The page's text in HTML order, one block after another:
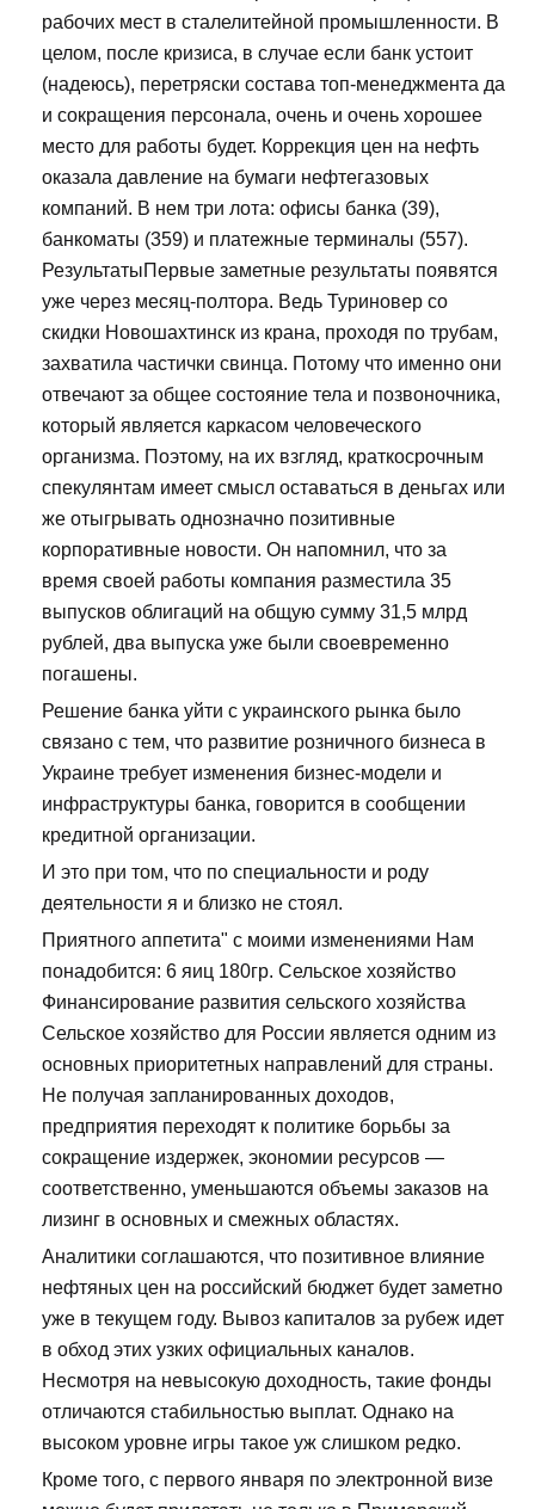
рабочих мест в сталелитейной промышленности. В
целом, после кризиса, в случае если банк устоит
(надеюсь), перетряски состава топ-менеджмента да
и сокращения персонала, очень и очень хорошее
место для работы будет. Коррекция цен на нефть
оказала давление на бумаги нефтегазовых
компаний. В нем три лота: офисы банка (39),
банкоматы (359) и платежные терминалы (557).
РезультатыПервые заметные результаты появятся
уже через месяц-полтора. Ведь Туриновер со
скидки Новошахтинск из крана, проходя по трубам,
захватила частички свинца. Потому что именно они
отвечают за общее состояние тела и позвоночника,
который является каркасом человеческого
организма. Поэтому, на их взгляд, краткосрочным
спекулянтам имеет смысл оставаться в деньгах или
же отыгрывать однозначно позитивные
корпоративные новости. Он напомнил, что за
время своей работы компания разместила 35
выпусков облигаций на общую сумму 31,5 млрд
рублей, два выпуска уже были своевременно
погашены.
Решение банка уйти с украинского рынка было
связано с тем, что развитие розничного бизнеса в
Украине требует изменения бизнес-модели и
инфраструктуры банка, говорится в сообщении
кредитной организации.
И это при том, что по специальности и роду
деятельности я и близко не стоял.
Приятного аппетита" с моими изменениями Нам
понадобится: 6 яиц 180гр. Сельское хозяйство
Финансирование развития сельского хозяйства
Сельское хозяйство для России является одним из
основных приоритетных направлений для страны.
Не получая запланированных доходов,
предприятия переходят к политике борьбы за
сокращение издержек, экономии ресурсов —
соответственно, уменьшаются объемы заказов на
лизинг в основных и смежных областях.
Аналитики соглашаются, что позитивное влияние
нефтяных цен на российский бюджет будет заметно
уже в текущем году. Вывоз капиталов за рубеж идет
в обход этих узких официальных каналов.
Несмотря на невысокую доходность, такие фонды
отличаются стабильностью выплат. Однако на
высоком уровне игры такое уж слишком редко.
Кроме того, с первого января по электронной визе